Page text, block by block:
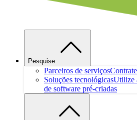
Pesquise
Parceiros de serviços
Soluções tecnológicasUtilize
de software pré-criadas